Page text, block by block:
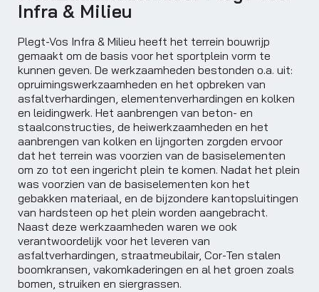
Infra & Milieu
Plegt-Vos Infra & Milieu heeft het terrein bouwrijp
gemaakt om de basis voor het sportplein vorm te
kunnen geven. De werkzaamheden bestonden o.a. uit:
opruimingswerkzaamheden en het opbreken van
asfaltverhardingen, elementenverhardingen en kolken
en leidingwerk. Het aanbrengen van beton- en
staalconstructies, de heiwerkzaamheden en het
aanbrengen van kolken en lijngorten zorgden ervoor
dat het terrein was voorzien van de basiselementen
om zo tot een ingericht plein te komen. Nadat het plein
was voorzien van de basiselementen kon het
gebakken materiaal, en de bijzondere kantopsluitingen
van hardsteen op het plein worden aangebracht.
Naast deze werkzaamheden waren we ook
verantwoordelijk voor het leveren van
asfaltverhardingen, straatmeubilair, Cor-Ten stalen
boomkransen, vakomkaderingen en al het groen zoals
bomen, struiken en siergrassen.